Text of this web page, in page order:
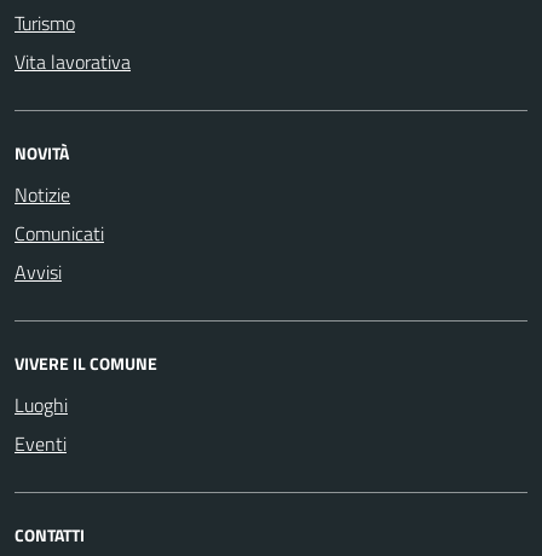
Turismo
Vita lavorativa
NOVITÀ
Notizie
Comunicati
Avvisi
VIVERE IL COMUNE
Luoghi
Eventi
CONTATTI